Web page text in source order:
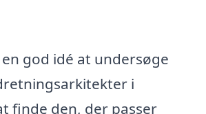
god idé at undersøge
i
finde den, der passer